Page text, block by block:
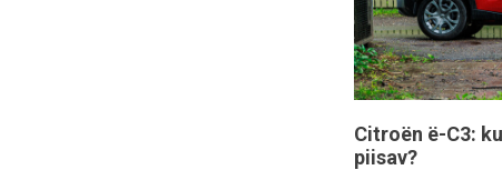
Citroën ë-C3:
piisav?